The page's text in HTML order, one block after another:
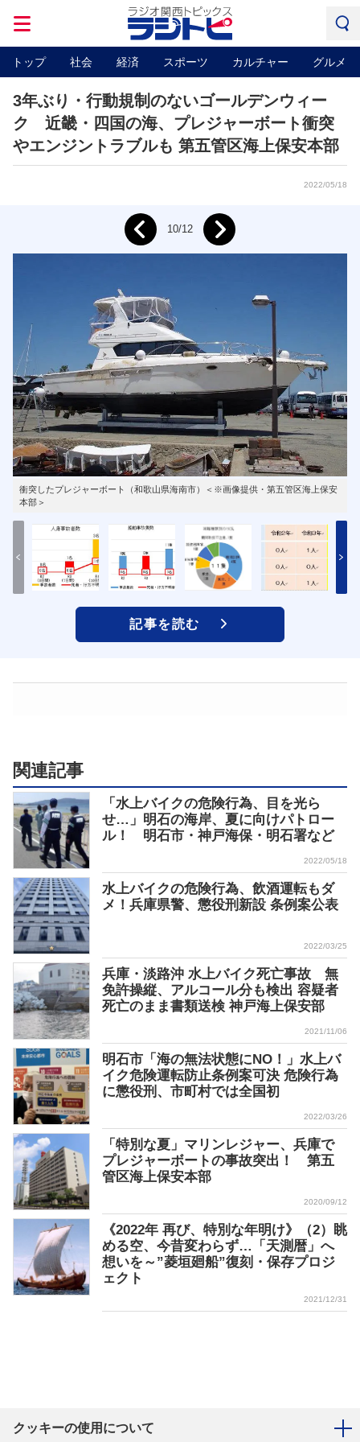
トップ 社会 経済 スポーツ カルチャー グルメ
3年ぶり・行動規制のないゴールデンウィー
ク 近畿・四国の海、プレジャーボート衝突
やエンジントラブルも 第五管区海上保安本部
2022/05/18
衝突したプレジャーボート（和歌山県海南市）＜※画像提供・第五管区海上保安
本部＞
Prev 10/12 Next
記事を読む
関連記事
「水上バイクの危険行為、目を光ら
せ…」明石の海岸、夏に向けパトロー
ル！ 明石市・神戸海保・明石署など
2022/05/18
水上バイクの危険行為、飲酒運転もダ
メ！兵庫県警、懲役刑新設 条例案公表
2022/03/25
兵庫・淡路沖 水上バイク死亡事故 無
免許操縦、アルコール分も検出 容疑者
死亡のまま書類送検 神戸海上保安部
2021/11/06
明石市「海の無法状態にNO！」水上バ
イク危険運転防止条例案可決 危険行為
に懲役刑、市町村では全国初
2022/03/26
「特別な夏」マリンレジャー、兵庫で
プレジャーボートの事故突出！ 第五
管区海上保安本部
2020/09/12
《2022年 再び、特別な年明け》（2）眺
める空、今昔変わらず…「天測暦」へ
想いを～”菱垣廻船”復刻・保存プロジ
ェクト
2021/12/31
クッキーの使用について